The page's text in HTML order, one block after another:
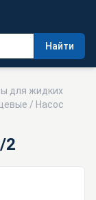
Найти
для жидких
/ Насос
2